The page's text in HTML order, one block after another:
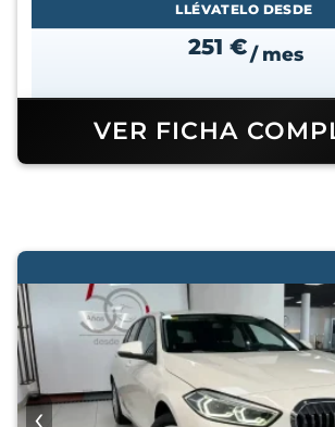
LLÉVATELO DESDE
251 €/ mes
VER FICHA
‹